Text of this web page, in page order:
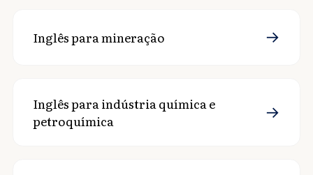
Inglês para mineração →
Inglês para indústria química e
petroquímica
→